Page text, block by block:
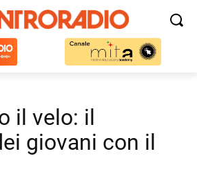
il velo: il
giovani con il